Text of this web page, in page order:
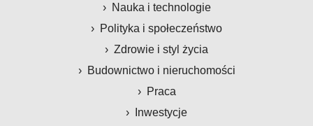
Nauka i technologie
Polityka i społeczeństwo
Zdrowie i styl życia
Budownictwo i nieruchomości
Praca
Inwestycje